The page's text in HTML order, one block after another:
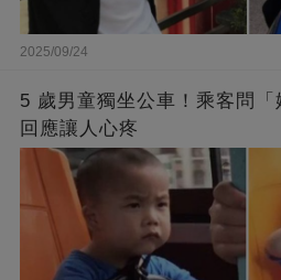
2025/09/24
5 歲男童獨坐公車！乘客問
回應讓人心疼